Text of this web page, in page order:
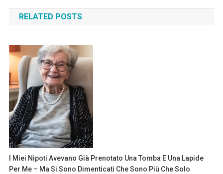
navigation
RELATED POSTS
I Miei Nipoti Avevano Già Prenotato Una Tomba E Una Lapide
Per Me – Ma Si Sono Dimenticati Che Sono Più Che Solo